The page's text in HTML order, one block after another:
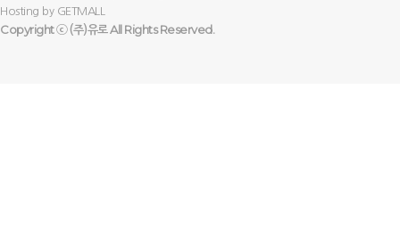
Hosting by GETMALL
Copyright ⓒ(주)유로All Rights Reserved.